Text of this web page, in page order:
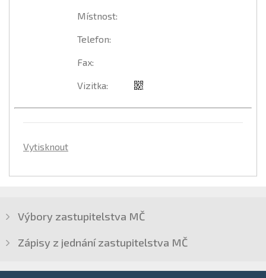
Místnost:
Telefon:
Fax:
Vizitka:
Vytisknout
Výbory zastupitelstva MČ
Zápisy z jednání zastupitelstva MČ